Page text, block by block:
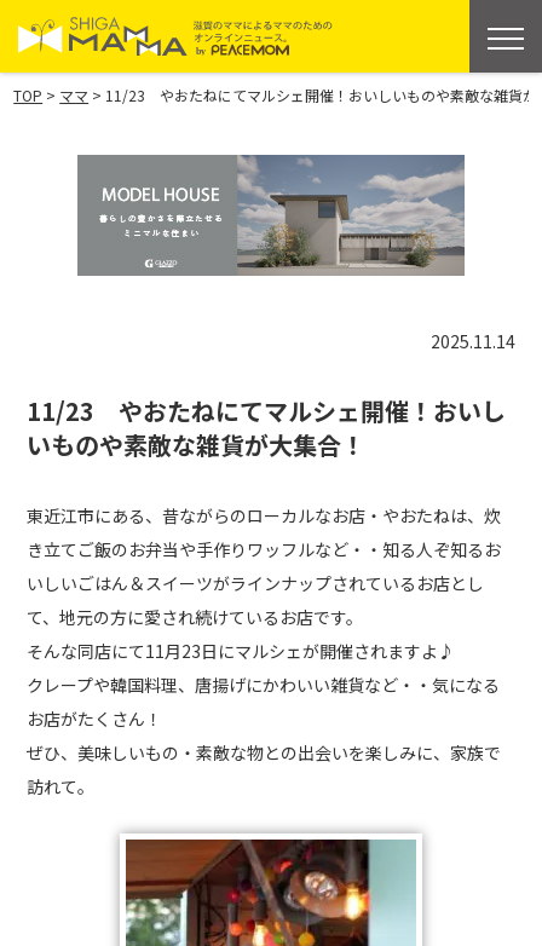
TOP > ママ > 11/23 やおたねにてマルシェ開催！おいしいものや素敵な雑貨が
2025.11.14
11/23 やおたねにてマルシェ開催！おいし
いものや素敵な雑貨が大集合！
東近江市にある、昔ながらのローカルなお店・やおたねは、炊
き立てご飯のお弁当や手作りワッフルなど・・知る人ぞ知るお
いしいごはん＆スイーツがラインナップされているお店とし
て、地元の方に愛され続けているお店です。
そんな同店にて11月23日にマルシェが開催されますよ♪
クレープや韓国料理、唐揚げにかわいい雑貨など・・気になる
お店がたくさん！
ぜひ、美味しいもの・素敵な物との出会いを楽しみに、家族で
訪れて。